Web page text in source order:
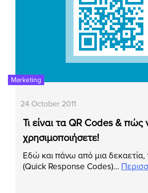
Marketing
24 October 2011
Τι είναι τα QR Codes & πώς
χρησιμοποιήσετε!
Εδώ και πάνω από μια δεκαετία,
(Quick Response Codes)…